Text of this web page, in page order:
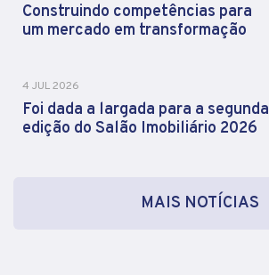
Construindo competências para
um mercado em transformação
4 JUL 2026
Foi dada a largada para a segunda
edição do Salão Imobiliário 2026
MAIS NOTÍCIAS